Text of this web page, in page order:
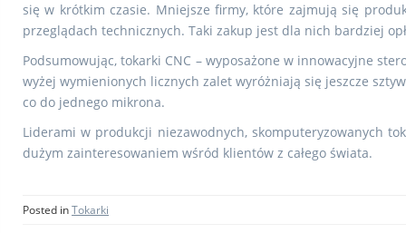
się w krótkim czasie. Mniejsze firmy, które zajmują się
przeglądach technicznych. Taki zakup jest dla nich bardziej
Podsumowując, tokarki CNC – wyposażone w innowacyjne
wyżej wymienionych licznych zalet wyróżniają się jeszcze
co do jednego mikrona.
Liderami w produkcji niezawodnych, skomputeryzowanych
dużym zainteresowaniem wśród klientów z całego świata.
Posted inTokarki